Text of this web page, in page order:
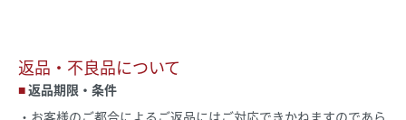
返品・不良品について
返品期限・条件
・お客様のご都合によるご返品にはご対応できかねますのであら